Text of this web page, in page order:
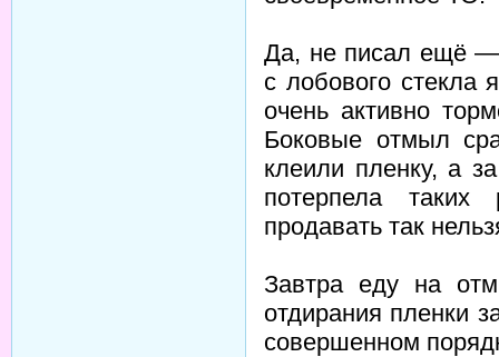
Да, не писал ещё —
с лобового стекла
очень активно
Боковые отмыл
клеили пленку, а
потерпела
продавать так
Завтра еду на
отдирания пленки
совершенном